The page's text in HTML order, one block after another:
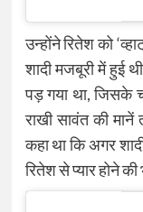
उन्होंने रितेश को
शादी मजबूरी में हुई
पड़ गया था, जिसके
राखी सावंत की
कहा था कि अगर
रितेश से प्यार होने की